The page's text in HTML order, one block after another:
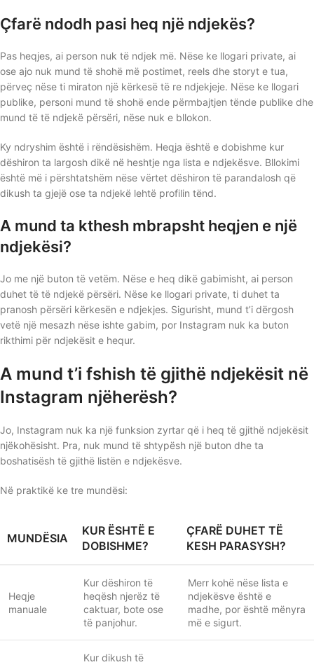
Çfarë ndodh pasi heq një ndjekës?
Pas heqjes, ai person nuk të ndjek më. Nëse ke llogari private, ai
ose ajo nuk mund të shohë më postimet, reels dhe storyt e tua,
përveç nëse ti miraton një kërkesë të re ndjekjeje. Nëse ke llogari
publike, personi mund të shohë ende përmbajtjen tënde publike dhe
mund të të ndjekë përsëri, nëse nuk e bllokon.
Ky ndryshim është i rëndësishëm. Heqja është e dobishme kur
dëshiron ta largosh dikë në heshtje nga lista e ndjekësve. Bllokimi
është më i përshtatshëm nëse vërtet dëshiron të parandalosh që
dikush ta gjejë ose ta ndjekë lehtë profilin tënd.
A mund ta kthesh mbrapsht heqjen e një
ndjekësi?
Jo me një buton të vetëm. Nëse e heq dikë gabimisht, ai person
duhet të të ndjekë përsëri. Nëse ke llogari private, ti duhet ta
pranosh përsëri kërkesën e ndjekjes. Sigurisht, mund t’i dërgosh
vetë një mesazh nëse ishte gabim, por Instagram nuk ka buton
rikthimi për ndjekësit e hequr.
A mund t’i fshish të gjithë ndjekësit në
Instagram njëherësh?
Jo, Instagram nuk ka një funksion zyrtar që i heq të gjithë ndjekësit
njëkohësisht. Pra, nuk mund të shtypësh një buton dhe ta
boshatisësh të gjithë listën e ndjekësve.
Në praktikë ke tre mundësi:
MUNDËSIA
KUR ËSHTË E
DOBISHME?
ÇFARË DUHET TË
KESH PARASYSH?
Heqje
manuale
Kur dëshiron të
heqësh njerëz të
caktuar, bote ose
të panjohur.
Merr kohë nëse lista e
ndjekësve është e
madhe, por është mënyra
më e sigurt.
Kur dikush të